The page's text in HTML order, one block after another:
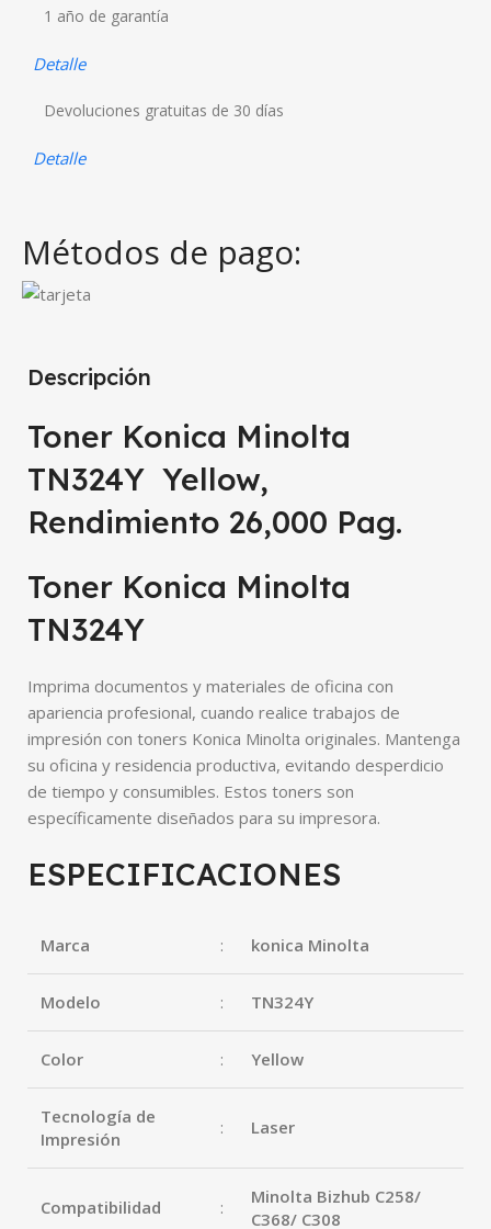
1 año de garantía
Detalle
Devoluciones gratuitas de 30 días
Detalle
Métodos de pago:
Descripción
Toner Konica Minolta
TN324Y Yellow,
Rendimiento 26,000 Pag.
Toner Konica Minolta
TN324Y
Imprima documentos y materiales de oficina con
apariencia profesional, cuando realice trabajos de
impresión con toners Konica Minolta originales. Mantenga
su oficina y residencia productiva, evitando desperdicio
de tiempo y consumibles. Estos toners son
específicamente diseñados para su impresora.
ESPECIFICACIONES
Marca : konica Minolta
Modelo : TN324Y
Color : Yellow
Tecnología de
Impresión
: Laser
Compatibilidad :
Minolta Bizhub C258/
C368/ C308